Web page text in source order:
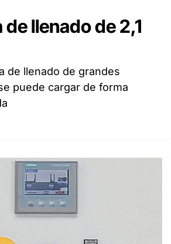
llenado de 2,1
de llenado de grandes
puede cargar de forma